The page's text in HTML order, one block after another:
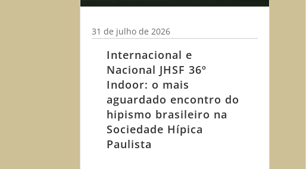
Internacional e
Nacional JHSF 36º
Indoor: o mais
aguardado encontro do
hipismo brasileiro na
Sociedade Hípica
Paulista
31 de julho de 2026